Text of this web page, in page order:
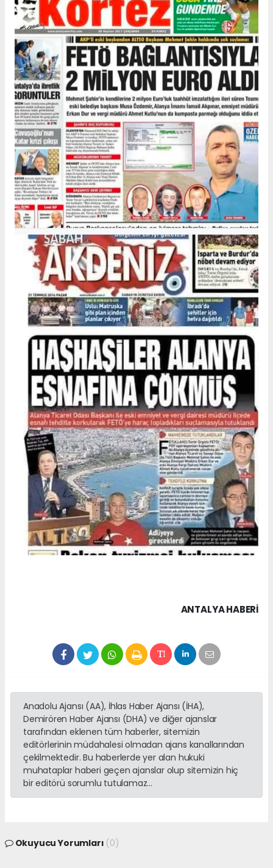
ANTALYA HABERİ
Anadolu Ajansı (AA), İhlas Haber Ajansı (İHA),
Demirören Haber Ajansı (DHA) ve diğer ajanslar
tarafından eklenen tüm haberler, sitemizin
editörlerinin müdahalesi olmadan ajans kanallarından
çekilmektedir. Bu haberlerde yer alan hukuki
muhataplar haberi geçen ajanslar olup sitemizin hiç
bir editörü sorumlu tutulamaz...
Okuyucu Yorumları (0)